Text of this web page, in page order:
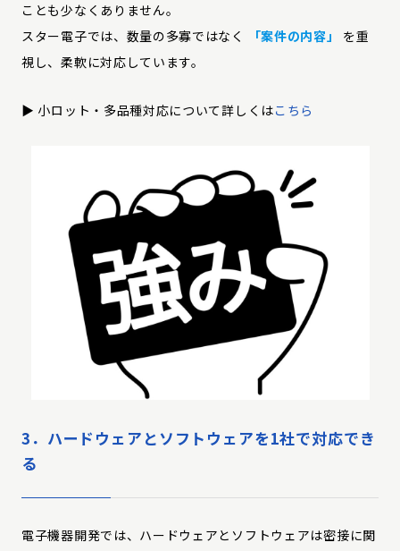
ことも少なくありません。
スター電子では、数量の多寡ではなく
「案件の内容」
を重
視し、柔軟に対応しています。
▶︎ 小ロット・多品種対応について詳しくはこちら
3．ハードウェアとソフトウェアを1社で対応でき
る
電子機器開発では、ハードウェアとソフトウェアは密接に関